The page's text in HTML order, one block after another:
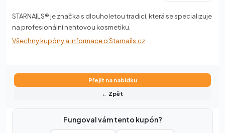
STARNAILS® je značka s dlouholetou tradicí, která se specializuje
na profesionální nehtovou kosmetiku.
Všechny kupóny a informace o Starnails.cz
Přejít na nabídku
← Zpět
Fungoval vám tento kupón?